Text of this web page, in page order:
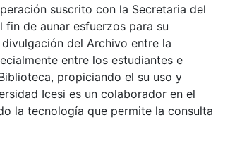
suscrito con la Secretaria del
de aunar esfuerzos para su
del Archivo entre la
entre los estudiantes e
propiciando el su uso y
Icesi es un colaborador en el
la tecnología que permite la consulta